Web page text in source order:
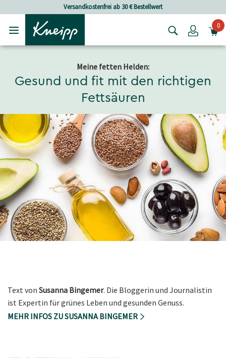
Skip to main content
Skip to footer contentVersandkostenfrei ab 30 € Bestellwert
Login0
Meine fetten Helden:
Gesund und fit mit den richtigen
Fettsäuren
Text von Susanna Bingemer. Die Bloggerin und Journalistin
ist Expertin für grünes Leben und gesunden Genuss.
MEHR INFOS ZU SUSANNA BINGEMER